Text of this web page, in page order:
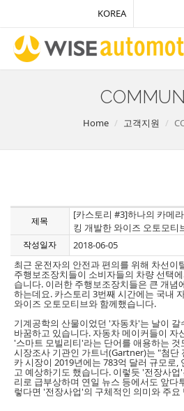
KOREA
Home 고객지원
제목
[카스토리 #3]하나의 카메
킹 개발한 와이즈 오토모티
작성일자
2018-06-05
최근 운전자의 안전과 편의를 위해 차선이
주행보조장치들이 소비자들의 차량 선택
습니다. 이러한 주행보조장치들은 큰 개념
하는데요. 카스토리 3번째 시간에는 국내
와이즈 오토모티브와 함께했습니다.
기계공학의 산물이었던 '자동차'는 날이
바꿈하고 있습니다. 자동차 메이커들이 자
'스마트 모빌리티'라는 단어를 애용하는
시장조사 기관인 가트너(Gartner)는 "첨단
카 시장이 2019년에는 783억 달러 규모로,
고 예상하기도 했습니다. 이렇듯 '전장사
리로 급부상하며 연일 뉴스 등에서도 앞다
렇다면 '전장사업'의 구체적인 의미와 주요